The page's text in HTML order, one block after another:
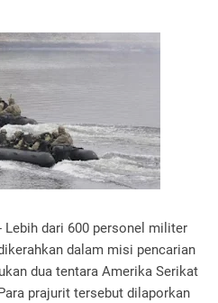
Lebih dari 600 personel militer
dalam misi pencarian
dua tentara Amerika Serikat
prajurit tersebut dilaporkan